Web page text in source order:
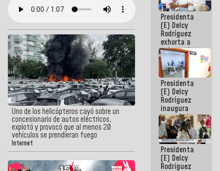
Uno de los helicópteros cayó sobre un
concesionario de autos eléctricos,
explotó y provocó que al menos 20
vehículos se prendieran fuego
Internet
Presidenta
(E) Delcy
Rodríguez
exhorta a
gobernadores
y alcaldes a
edificar
casas para
abuelos
Presidenta
(E) Delcy
Rodríguez
inaugura
casa de los
Abuelos
Primavera
en Caracas
Presidenta
(E) Delcy
Rodríguez